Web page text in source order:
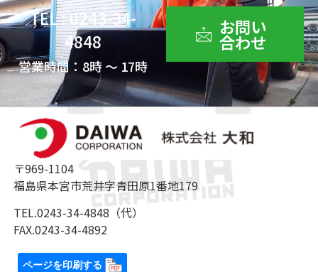
TEL : 0243-34-
4848
営業時間：8時 ～ 17時
お問い
合わせ
〒969-1104
福島県本宮市荒井字青田原1番地179
TEL.0243-34-4848（代）
FAX.0243-34-4892
ページを印刷する